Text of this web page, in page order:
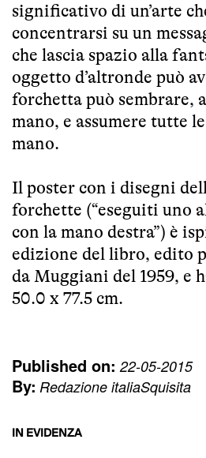
significativo di un’arte
concentrarsi su un
che lascia spazio alla
oggetto d’altronde può
forchetta può sembrare,
mano, e assumere tutte
mano.
Il poster con i disegni
forchette (“eseguiti uno
con la mano destra”) è
edizione del libro, edito
da Muggiani del 1959, e
50.0 x 77.5 cm.
Published on: 22-05-2015
By: Redazione italiaSquisita
IN EVIDENZA